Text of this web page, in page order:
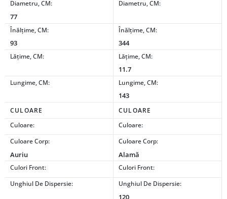
Diametru, CM:
77
Diametru, CM:
Înălțime, CM:
93
Înălțime, CM:
344
Lățime, CM: Lățime, CM:
11.7
Lungime, CM: Lungime, CM:
143
CULOARE
CULOARE
Culoare:
Culoare:
Culoare Corp:
Auriu
Culoare Corp:
Alamă
Culori Front:
Culori Front:
Unghiul De Dispersie:
Unghiul De Dispersie:
120